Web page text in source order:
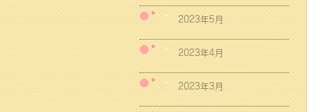
2023年5月
2023年4月
2023年3月